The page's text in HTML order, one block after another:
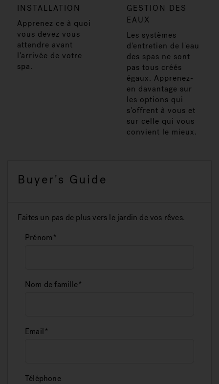
INSTALLATION
Apprenez ce à quoi
vous devez vous
attendre avant
l'arrivée de votre
spa.
GESTION DES
EAUX
Les systèmes
d'entretien de l'eau
des spas ne sont
pas tous créés
égaux. Apprenez-
en davantage sur
les options qui
s'offrent à vous et
sur celle qui vous
convient le mieux.
Buyer's Guide
Faites un pas de plus vers le jardin de vos rêves.
Prénom
Nom de famille
Email
Téléphone